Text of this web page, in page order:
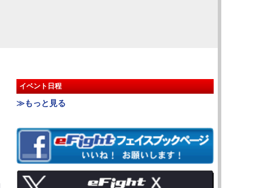
イベント日程
≫もっと見る